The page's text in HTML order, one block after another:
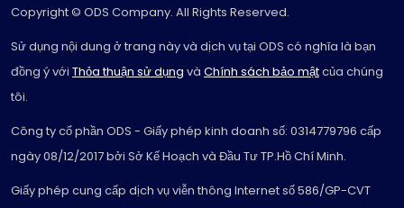
Copyright © ODS Company. All Rights Reserved.
Sử dụng nội dung ở trang này và dịch vụ tại ODS có nghĩa là bạn
đồng ý với Thỏa thuận sử dụng và Chính sách bảo mậtcủa chúng
tôi.
Công ty cổ phần ODS - Giấy phép kinh doanh số: 0314779796 cấp
ngày 08/12/2017 bởi Sở Kế Hoạch và Đầu Tư TP.Hồ Chí Minh.
Giấy phép cung cấp dịch vụ viễn thông Internet số 586/GP-CVT